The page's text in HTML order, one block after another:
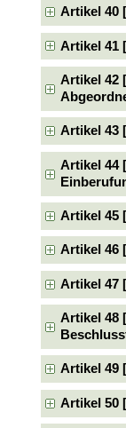
Artikel 40
Artikel 41
Artikel 42
Artikel 43
Artikel 44
Artikel 45
Artikel 46
Artikel 47
Artikel 48
Artikel 49
Artikel 50